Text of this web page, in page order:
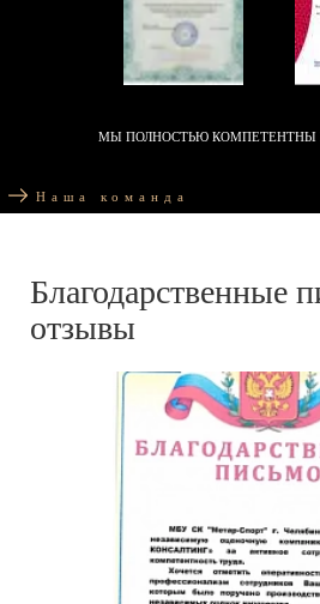
МЫ ПОЛНОСТЬЮ КОМПЕТЕНТНЫ
Наша команда
Благодарственные
отзывы